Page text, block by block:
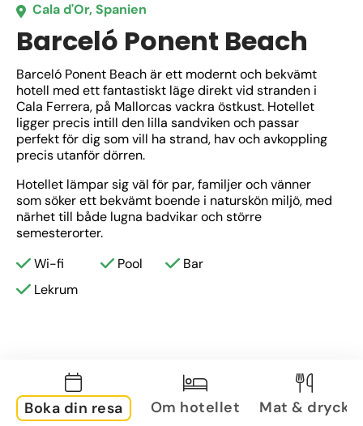
Cala d'Or, Spanien
Barceló Ponent Beach
Barceló Ponent Beach är ett modernt och bekvämt
hotell med ett fantastiskt läge direkt vid stranden i
Cala Ferrera, på Mallorcas vackra östkust. Hotellet
ligger precis intill den lilla sandviken och passar
perfekt för dig som vill ha strand, hav och avkoppling
precis utanför dörren.
Hotellet lämpar sig väl för par, familjer och vänner
som söker ett bekvämt boende i naturskön miljö, med
närhet till både lugna badvikar och större
semesterorter.
Wi-fi
Pool
Bar
Lekrum
Boka din resa Om hotellet Mat & dryck